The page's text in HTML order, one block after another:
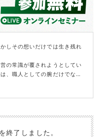
しその想いだけでは生き残れ
の常識が覆されようとしてい
、職人としての腕だけでな
ての視点」です。
策を伝授します。
終了しました。